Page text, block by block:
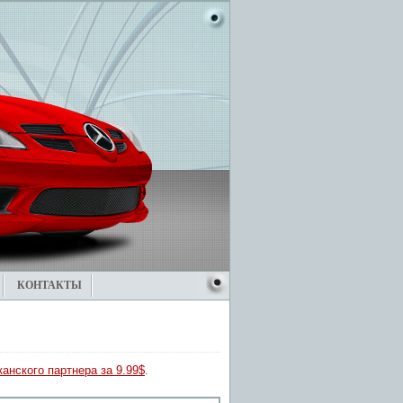
КОНТАКТЫ
партнера за 9.99$.